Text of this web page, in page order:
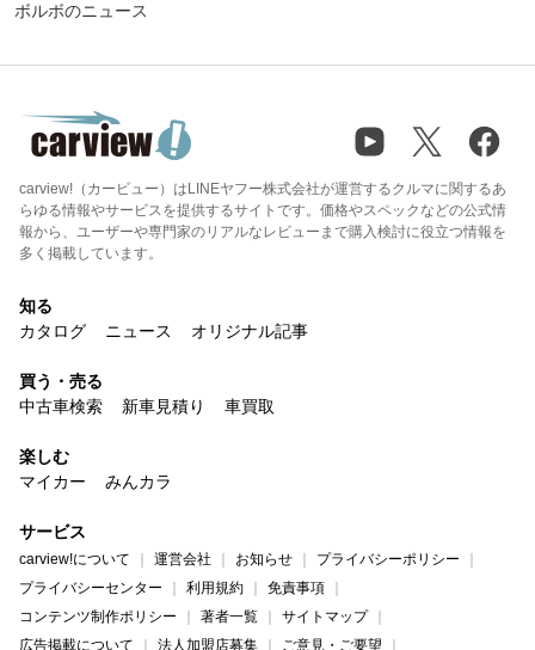
ボルボのニュース
carview!（カービュー）はLINEヤフー株式会社が運営するクルマに関するあ
らゆる情報やサービスを提供するサイトです。価格やスペックなどの公式情
報から、ユーザーや専門家のリアルなレビューまで購入検討に役立つ情報を
多く掲載しています。
知る
カタログ
ニュース オリジナル記事
買う・売る
中古車検索
新車見積り 車買取
楽しむ
マイカー
みんカラ
サービス
carview!について 運営会社 お知らせ
プライバシーポリシー
プライバシーセンター
利用規約
免責事項
コンテンツ制作ポリシー
著者一覧
サイトマップ
広告掲載について
法人加盟店募集 ご意見・ご要望